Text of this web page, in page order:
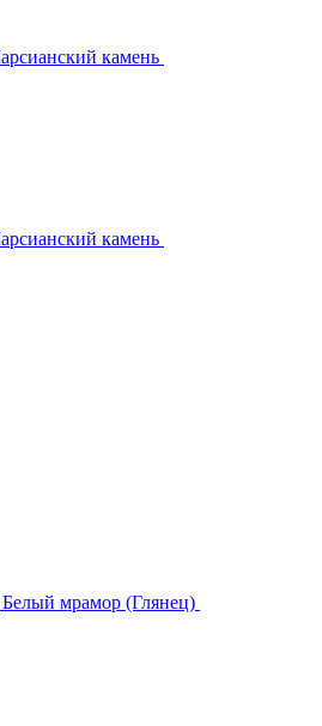
камень
камень
мрамор (Глянец)